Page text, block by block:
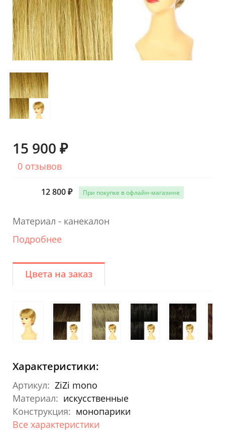
15 900 ₽
0 отзывов
12 800 ₽ При покупке в офлайн-магазине
Материал - канекалон
Подробнее
Цвета на заказ
Характеристики:
Артикул: ZiZi mono
Материал: искусственные
Конструкция: монопарики
Все характеристики